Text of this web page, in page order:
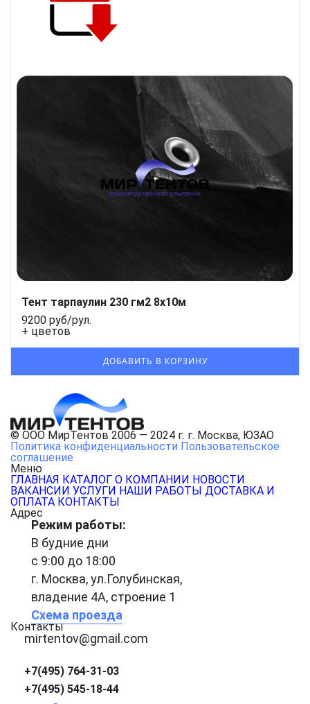
Тент тарпаулин 230 гм2 8x10м
9200 руб/рул.
+ цветов
© ООО МирТентов 2006 — 2024 г. г. Москва, ЮЗАО
Политика конфиденциальности Пользовательское
соглашение
Меню
ГЛАВНАЯ КАТАЛОГ О КОМПАНИИ НОВОСТИ
ВАКАНСИИ УСЛУГИ НАШИ РАБОТЫ ДОСТАВКА И
ОПЛАТА КОНТАКТЫ
Адрес
Режим работы:
В будние дни
с 9:00 до 18:00
г. Москва, ул.Голубинская,
владение 4А, строение 1
Схема проезда
Контакты
mirtentov@gmail.com
+7(495) 764-31-03
+7(495) 545-18-44